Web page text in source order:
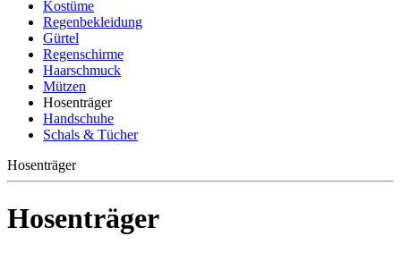
Kostüme
Regenbekleidung
Gürtel
Regenschirme
Haarschmuck
Mützen
Hosenträger
Handschuhe
Schals & Tücher
Hosenträger
Hosenträger